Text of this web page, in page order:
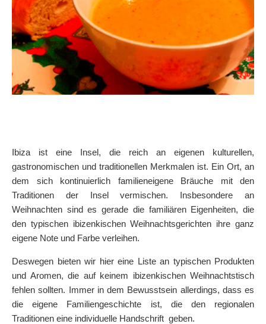
Ibiza ist eine Insel, die reich an eigenen kulturellen,
gastronomischen und traditionellen Merkmalen ist. Ein Ort, an
dem sich kontinuierlich familieneigene Bräuche mit den
Traditionen der Insel vermischen. Insbesondere an
Weihnachten sind es gerade die familiären Eigenheiten, die
den typischen ibizenkischen Weihnachtsgerichten ihre ganz
eigene Note und Farbe verleihen.
Deswegen bieten wir hier eine Liste an typischen Produkten
und Aromen, die auf keinem ibizenkischen Weihnachtstisch
fehlen sollten. Immer in dem Bewusstsein allerdings, dass es
die eigene Familiengeschichte ist, die den regionalen
Traditionen eine individuelle Handschrift geben.